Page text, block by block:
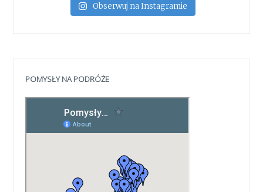
Obserwuj na Instagramie
POMYSŁY NA PODRÓŻE